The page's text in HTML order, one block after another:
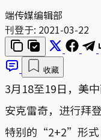
端传媒编辑部
刊登于: 2021-03-22
收藏
3月18至19日，美
安克雷奇，进行拜
特别的“2+2”形式